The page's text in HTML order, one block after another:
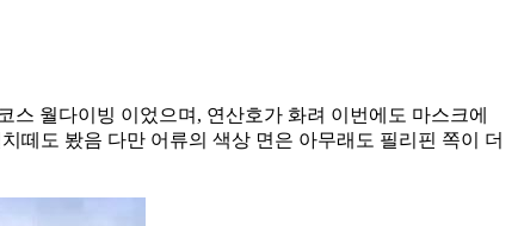
월다이빙 이었으며, 연산호가 화려 이번에도 마스크에
떼도 봤음 다만 어류의 색상 면은 아무래도 필리핀 쪽이 더